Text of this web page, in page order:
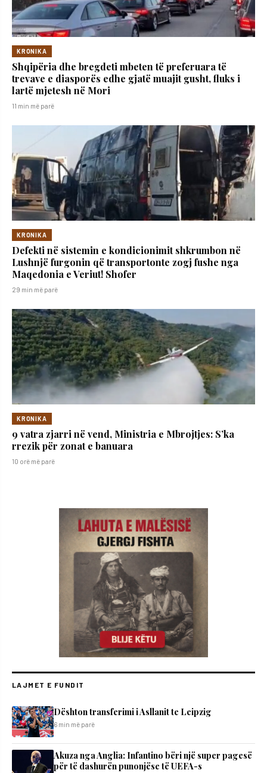
KRONIKA
Shqipëria dhe bregdeti mbeten të preferuara të
trevave e diasporës edhe gjatë muajit gusht, fluks i
lartë mjetesh në Mori
11 min më parë
KRONIKA
Defekti në sistemin e kondicionimit shkrumbon në
Lushnjë furgonin që transportonte zogj fushe nga
Maqedonia e Veriut! Shofer
29 min më parë
KRONIKA
9 vatra zjarri në vend, Ministria e Mbrojtjes: S’ka
rrezik për zonat e banuara
10 orë më parë
LAJMET E FUNDIT
Dështon transferimi i Asllanit te Leipzig
6 min më parë
Akuza nga Anglia: Infantino bëri një super pagesë
për të dashurën punonjëse të UEFA-s